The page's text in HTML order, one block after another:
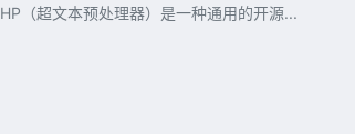
（超文本预处理器）是一种通用的开源...